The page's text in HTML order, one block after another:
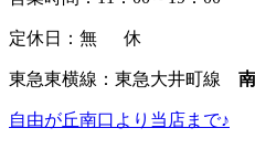
定休日：無 休
東急東横線：東急大井町線
自由が丘南口より当店まで♪